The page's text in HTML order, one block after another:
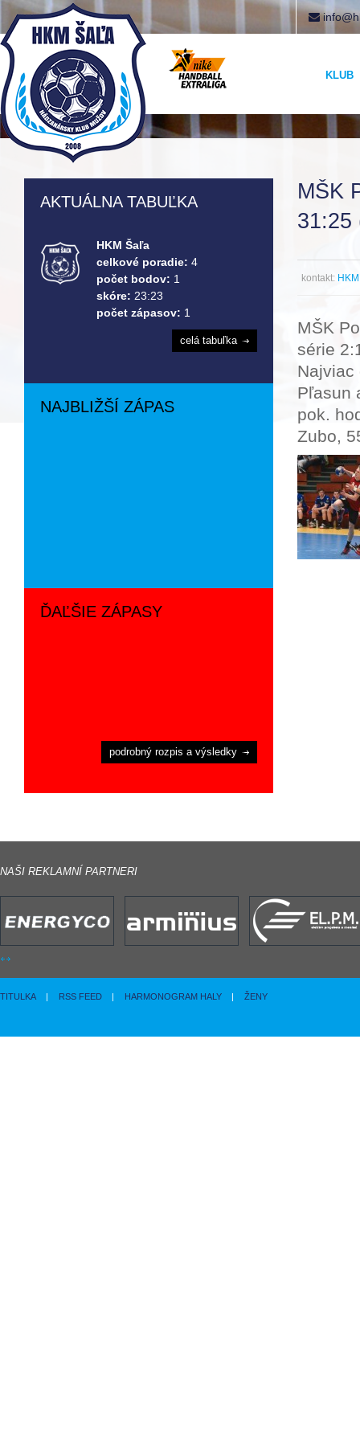
KLUB
MŠK
31:25
kontakt:
MŠK
série
Najviac
Pľasun
pok.
Zubo,
AKTUÁLNA TABUĽKA
HKM Šaľa
celkové poradie: 4
počet bodov: 1
skóre: 23:23
počet zápasov: 1
celá tabuľka
NAJBLIŽŠÍ ZÁPAS
ĎAĽŠIE ZÁPASY
podrobný rozpis a výsledky
NAŠI REKLAMNÍ PARTNERI
TITULKA RSS FEED HARMONOGRAM HALY ŽENY